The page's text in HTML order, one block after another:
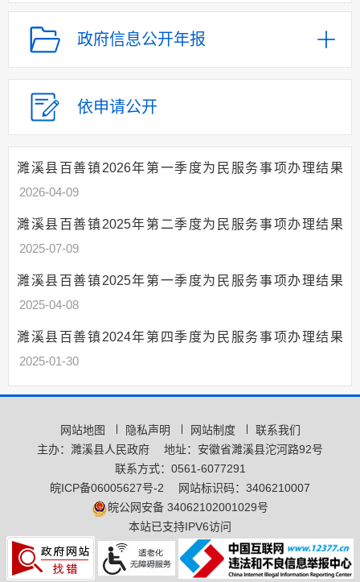
分解、执行及落实情况
经济和社会发展统
计信息
建议提案办理
政府领导
权责清单
理结果
公共服务清单及指南
精准脱贫（乡村振兴）
义务教育
社会救助
公共法律服务
农村危房改造
涉农补贴
政府信息公开年报
依申请公开
濉溪县百善镇2026年第一季度为民服务事项办理结果
2026-04-09
濉溪县百善镇2025年第二季度为民服务事项办理结果
2025-07-09
濉溪县百善镇2025年第一季度为民服务事项办理结果
2025-04-08
濉溪县百善镇2024年第四季度为民服务事项办理结果
2025-01-30
网站地图 隐私声明 网站制度
联系我们
主办：濉溪县人民政府
地址：安徽省濉溪县沱河路92号
联系方式：0561-6077291
皖ICP备06005627号-2
网站标识码：3406210007
皖公网安备 34062102001029号
本站已支持IPV6访问